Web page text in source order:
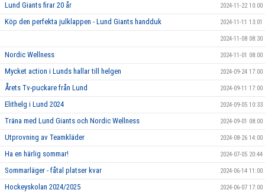
Lund Giants firar 20 år 2024-11-22 10:00
Köp den perfekta julklappen - Lund Giants handduk 2024-11-11 13:01
2024-11-08 08:30
Nordic Wellness 2024-11-01 08:00
Mycket action i Lunds hallar till helgen 2024-09-24 17:00
Årets Tv-puckare från Lund 2024-09-11 17:00
Elithelg i Lund 2024 2024-09-05 10:33
Träna med Lund Giants och Nordic Wellness 2024-09-01 08:00
Utprovning av Teamkläder 2024-08-26 14:00
Ha en härlig sommar! 2024-07-05 20:44
Sommarläger - fåtal platser kvar 2024-06-14 11:00
Hockeyskolan 2024/2025 2024-06-07 17:00